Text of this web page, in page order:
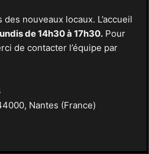
nouveaux locaux. L’accueil
de 14h30 à 17h30.Pour
de contacter l’équipe par
Nantes (France)